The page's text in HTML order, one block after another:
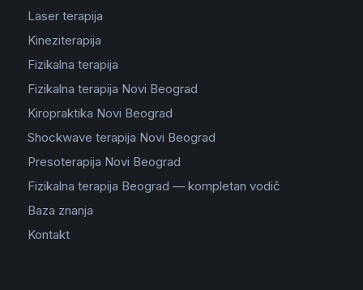
Laser terapija
Kineziterapija
Fizikalna terapija
Fizikalna terapija Novi Beograd
Kiropraktika Novi Beograd
Shockwave terapija Novi Beograd
Presoterapija Novi Beograd
Fizikalna terapija Beograd — kompletan vodič
Baza znanja
Kontakt